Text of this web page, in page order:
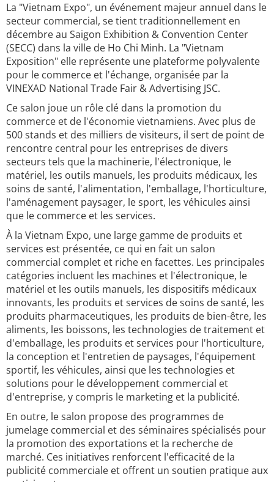
La "Vietnam Expo", un événement majeur annuel dans le
secteur commercial, se tient traditionnellement en
décembre au Saigon Exhibition & Convention Center
(SECC) dans la ville de Ho Chi Minh. La "Vietnam
Exposition" elle représente une plateforme polyvalente
pour le commerce et l'échange, organisée par la
VINEXAD National Trade Fair & Advertising JSC.
Ce salon joue un rôle clé dans la promotion du
commerce et de l'économie vietnamiens. Avec plus de
500 stands et des milliers de visiteurs, il sert de point de
rencontre central pour les entreprises de divers
secteurs tels que la machinerie, l'électronique, le
matériel, les outils manuels, les produits médicaux, les
soins de santé, l'alimentation, l'emballage, l'horticulture,
l'aménagement paysager, le sport, les véhicules ainsi
que le commerce et les services.
À la Vietnam Expo, une large gamme de produits et
services est présentée, ce qui en fait un salon
commercial complet et riche en facettes. Les principales
catégories incluent les machines et l'électronique, le
matériel et les outils manuels, les dispositifs médicaux
innovants, les produits et services de soins de santé, les
produits pharmaceutiques, les produits de bien-être, les
aliments, les boissons, les technologies de traitement et
d'emballage, les produits et services pour l'horticulture,
la conception et l'entretien de paysages, l'équipement
sportif, les véhicules, ainsi que les technologies et
solutions pour le développement commercial et
d'entreprise, y compris le marketing et la publicité.
En outre, le salon propose des programmes de
jumelage commercial et des séminaires spécialisés pour
la promotion des exportations et la recherche de
marché. Ces initiatives renforcent l'efficacité de la
publicité commerciale et offrent un soutien pratique aux